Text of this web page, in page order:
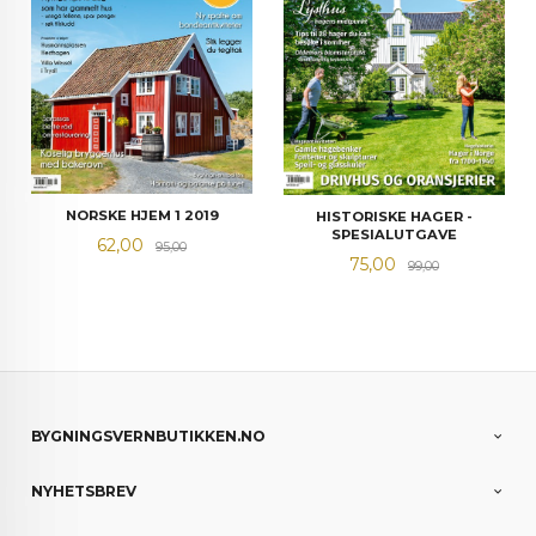
NORSKE HJEM 1 2019
Tilbud
62,00 95,00Rabatt
HISTORISKE HAGER -
SPESIALUTGAVE
Tilbud
75,00 99,00Rabatt
BYGNINGSVERNBUTIKKEN.NO
NYHETSBREV